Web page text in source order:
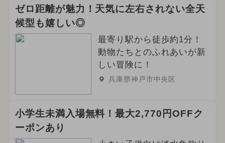
ゼロ距離が魅力！天気に左右されない全天
候型も嬉しい◎
最寄り駅から徒歩約1分！
動物たちとのふれあいが新
しい冒険に！
兵庫県神戸市中央区
小学生未満入場無料！最大2,770円OFFク
ーポンあり